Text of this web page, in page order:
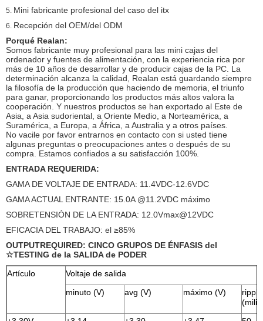
5. Mini fabricante profesional del caso del itx
6. Recepción del OEM/del ODM
Porqué Realan:
Somos fabricante muy profesional para las mini cajas del
ordenador y fuentes de alimentación, con la experiencia rica por
más de 10 años de desarrollar y de producir cajas de la PC. La
determinación alcanza la calidad, Realan está guardando siempre
la filosofía de la producción que haciendo de memoria, el triunfo
para ganar, proporcionando los productos más altos valora la
cooperación. Y nuestros productos se han exportado al Este de
Asia, a Asia sudoriental, a Oriente Medio, a Norteamérica, a
Suramérica, a Europa, a África, a Australia y a otros países.
No vacile por favor entrarnos en contacto con si usted tiene
algunas preguntas o preocupaciones antes o después de su
compra. Estamos confiados a su satisfacción 100%.
ENTRADA REQUERIDA:
GAMA DE VOLTAJE DE ENTRADA: 11.4VDC-12.6VDC
GAMA ACTUAL ENTRANTE: 15.0A @11.2VDC máximo
SOBRETENSIÓN DE LA ENTRADA: 12.0Vmax@12VDC
EFICACIA DEL TRABAJO: el ≥85%
OUTPUTREQUIRED: CINCO GRUPOS DE ÉNFASIS del
☆TESTING de la SALIDA de PODER
Artículo
Voltaje de salida
minuto (V)
avg (V) máximo (V)